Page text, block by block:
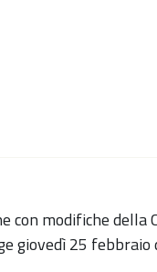
con modifiche della
giovedì 25 febbraio